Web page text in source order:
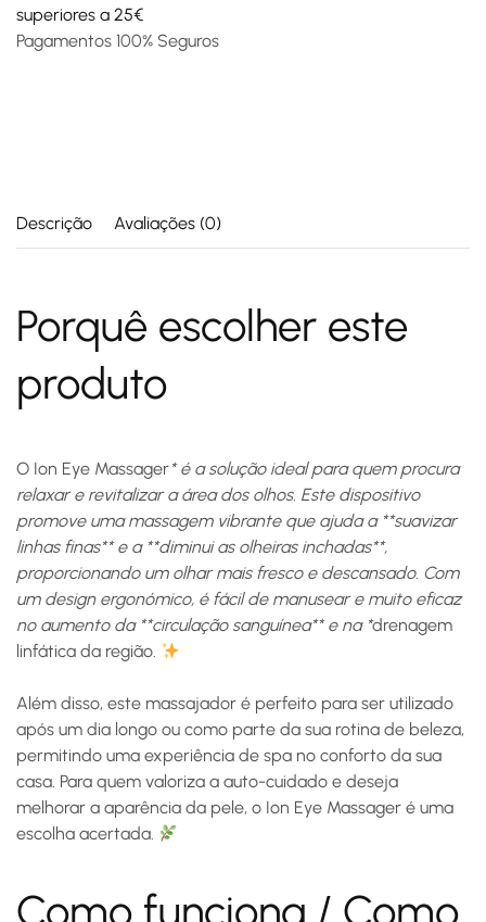
superiores a 25€
Pagamentos 100% Seguros
Descrição Avaliações (0)
Porquê escolher este
produto
O Ion Eye Massager* é a solução ideal para quem procura
relaxar e revitalizar a área dos olhos. Este dispositivo
promove uma massagem vibrante que ajuda a **suavizar
linhas finas** e a **diminui as olheiras inchadas**,
proporcionando um olhar mais fresco e descansado. Com
um design ergonómico, é fácil de manusear e muito eficaz
no aumento da **circulação sanguínea** e na *drenagem
linfática da região.
Além disso, este massajador é perfeito para ser utilizado
após um dia longo ou como parte da sua rotina de beleza,
permitindo uma experiência de spa no conforto da sua
casa. Para quem valoriza a auto-cuidado e deseja
melhorar a aparência da pele, o Ion Eye Massager é uma
escolha acertada.
Como funciona / Como